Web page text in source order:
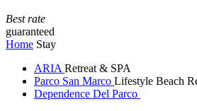
Best rate
guaranteed
Home Stay
ARIA Retreat & SPA
Parco San Marco Lifestyle Beach
Dependence Del Parco